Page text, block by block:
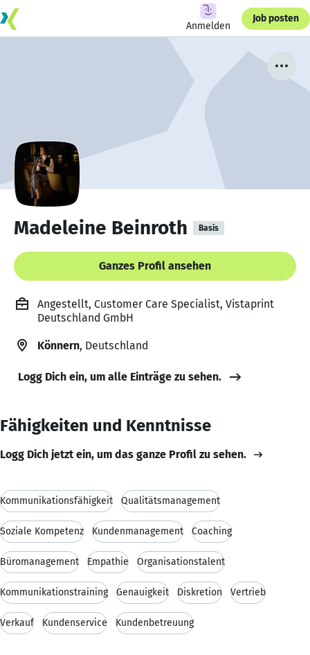
Anmelden
Job posten
Madeleine Beinroth Basis
Ganzes Profil ansehen
Angestellt, Customer Care Specialist, Vistaprint
Deutschland GmbH
Könnern, Deutschland
Logg Dich ein, um alle Einträge zu sehen.
Fähigkeiten und Kenntnisse
Logg Dich jetzt ein, um das ganze Profil zu sehen.
Kommunikationsfähigkeit Qualitätsmanagement
Soziale Kompetenz Kundenmanagement Coaching
Büromanagement Empathie Organisationstalent
Kommunikationstraining Genauigkeit Diskretion Vertrieb
Verkauf Kundenservice Kundenbetreuung